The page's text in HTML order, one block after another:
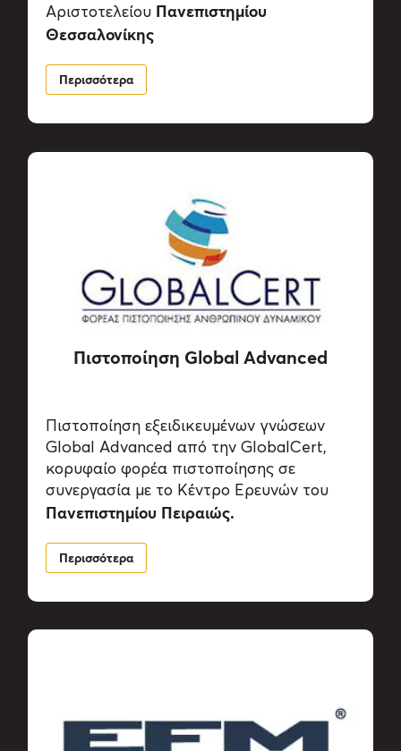
Χρησιμοποιούμε cookie για την εξατομίκευση
περιεχομένου και διαφημίσεων, την παροχή λειτουργιών
κοινωνικών μέσων και την ανάλυση της
επισκεψιμότητάς μας. Επιπλέον, μοιραζόμαστε
χρησιμοποιείτε τον ιστότοπό μας με συνεργάτες
κοινωνικών μέσων, διαφήμισης και αναλύσεων, οι
έχουν συλλέξει σε σχέση με την από μέρους σας χρήση
Αριστοτελείου Πανεπιστημίου
Θεσσαλονίκης
Περισσότερα
Πιστοποίηση Global Advanced
Πιστοποίηση εξειδικευμένων γνώσεων
Global Advanced από την GlobalCert,
κορυφαίο φορέα πιστοποίησης σε
συνεργασία με το Κέντρο Ερευνών του
Πανεπιστημίου Πειραιώς.
Περισσότερα